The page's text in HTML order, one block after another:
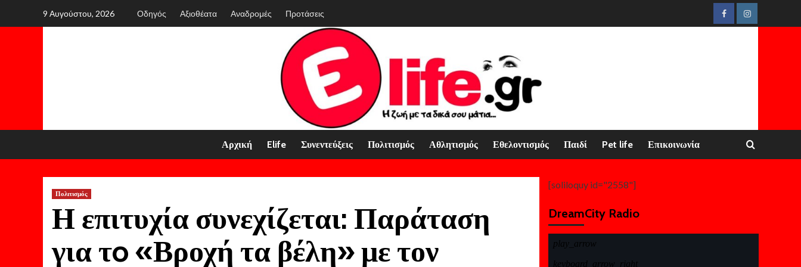
FacebookInstagram
9 Αυγούστου, 2026 Οδηγός Αξιοθέατα Αναδρομές Προτάσεις
Αρχική Elife Συνεντεύξεις Πολιτισμός Αθλητισμός Εθελοντισμός Παιδί Pet life Επικοινωνία
Πολιτισμός
Η επιτυχία συνεχίζεται: Παράταση
για τo «Βροχή τα βέλη» με τον
[soliloquy id="2558"]
DreamCity Radio